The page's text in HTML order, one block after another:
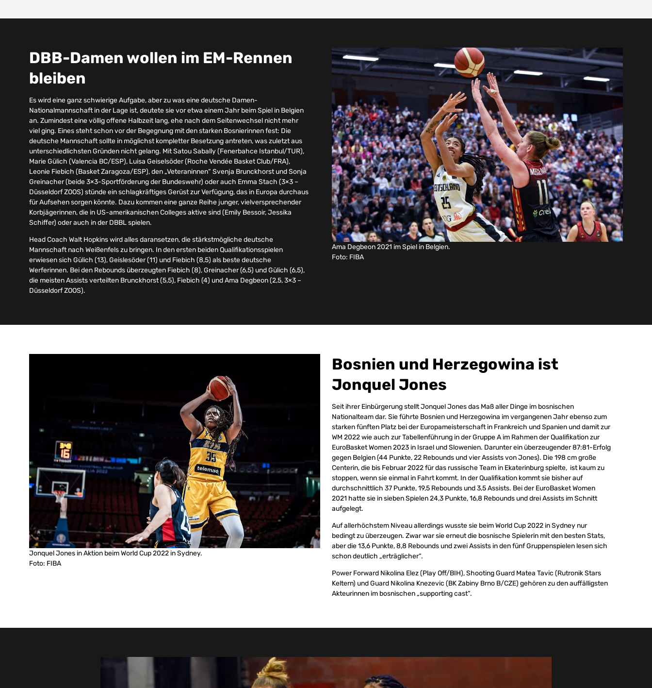
DBB-Damen wollen im EM-Rennen
bleiben
Es wird eine ganz schwierige Aufgabe, aber zu was eine deutsche Damen-
Nationalmannschaft in der Lage ist, deutete sie vor etwa einem Jahr beim Spiel in Belgien
an. Zumindest eine völlig offene Halbzeit lang, ehe nach dem Seitenwechsel nicht mehr
viel ging. Eines steht schon vor der Begegnung mit den starken Bosnierinnen fest: Die
deutsche Mannschaft sollte in möglichst kompletter Besetzung antreten, was zuletzt aus
unterschiedlichsten Gründen nicht gelang. Mit Satou Sabally (Fenerbahce Istanbul/TUR),
Marie Gülich (Valencia BC/ESP), Luisa Geiselsöder (Roche Vendée Basket Club/FRA),
Leonie Fiebich (Basket Zaragoza/ESP), den „Veteraninnen“ Svenja Brunckhorst und Sonja
Greinacher (beide 3×3-Sportförderung der Bundeswehr) oder auch Emma Stach (3×3 –
Düsseldorf ZOOS) stünde ein schlagkräftiges Gerüst zur Verfügung, das in Europa durchaus
für Aufsehen sorgen könnte. Dazu kommen eine ganze Reihe junger, vielversprechender
Korbjägerinnen, die in US-amerikanischen Colleges aktive sind (Emily Bessoir, Jessika
Schiffer) oder auch in der DBBL spielen.
Head Coach Walt Hopkins wird alles daransetzen, die stärkstmögliche deutsche
Mannschaft nach Weißenfels zu bringen. In den ersten beiden Qualifikationsspielen
erwiesen sich Gülich (13), Geislesöder (11) und Fiebich (8,5) als beste deutsche
Werferinnen. Bei den Rebounds überzeugten Fiebich (8), Greinacher (6,5) und Gülich (6,5),
die meisten Assists verteilten Brunckhorst (5,5), Fiebich (4) und Ama Degbeon (2,5, 3×3 –
Düsseldorf ZOOS).
Ama Degbeon 2021 im Spiel in Belgien.
Foto: FIBA
Jonquel Jones in Aktion beim World Cup 2022 in Sydney.
Foto: FIBA
Bosnien und Herzegowina ist
Jonquel Jones
Seit ihrer Einbürgerung stellt Jonquel Jones das Maß aller Dinge im bosnischen
Nationalteam dar. Sie führte Bosnien und Herzegowina im vergangenen Jahr ebenso zum
starken fünften Platz bei der Europameisterschaft in Frankreich und Spanien und damit zur
WM 2022 wie auch zur Tabellenführung in der Gruppe A im Rahmen der Qualifikation zur
EuroBasket Women 2023 in Israel und Slowenien. Darunter ein überzeugender 87:81-Erfolg
gegen Belgien (44 Punkte, 22 Rebounds und vier Assists von Jones). Die 198 cm große
Centerin, die bis Februar 2022 für das russische Team in Ekaterinburg spielte, ist kaum zu
stoppen, wenn sie einmal in Fahrt kommt. In der Qualifikation kommt sie bisher auf
durchschnittlich 37 Punkte, 19,5 Rebounds und 3,5 Assists. Bei der EuroBasket Women
2021 hatte sie in sieben Spielen 24,3 Punkte, 16,8 Rebounds und drei Assists im Schnitt
aufgelegt.
Auf allerhöchstem Niveau allerdings wusste sie beim World Cup 2022 in Sydney nur
bedingt zu überzeugen. Zwar war sie erneut die bosnische Spielerin mit den besten Stats,
aber die 13,6 Punkte, 8,8 Rebounds und zwei Assists in den fünf Gruppenspielen lesen sich
schon deutlich „erträglicher“.
Power Forward Nikolina Elez (Play Off/BIH), Shooting Guard Matea Tavic (Rutronik Stars
Keltern) und Guard Nikolina Knezevic (BK Zabiny Brno B/CZE)‎ gehören zu den auffälligsten
Akteurinnen im bosnischen „supporting cast“.